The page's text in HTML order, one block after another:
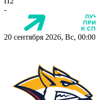
-
20 сентября 2026, Вс, 00:00